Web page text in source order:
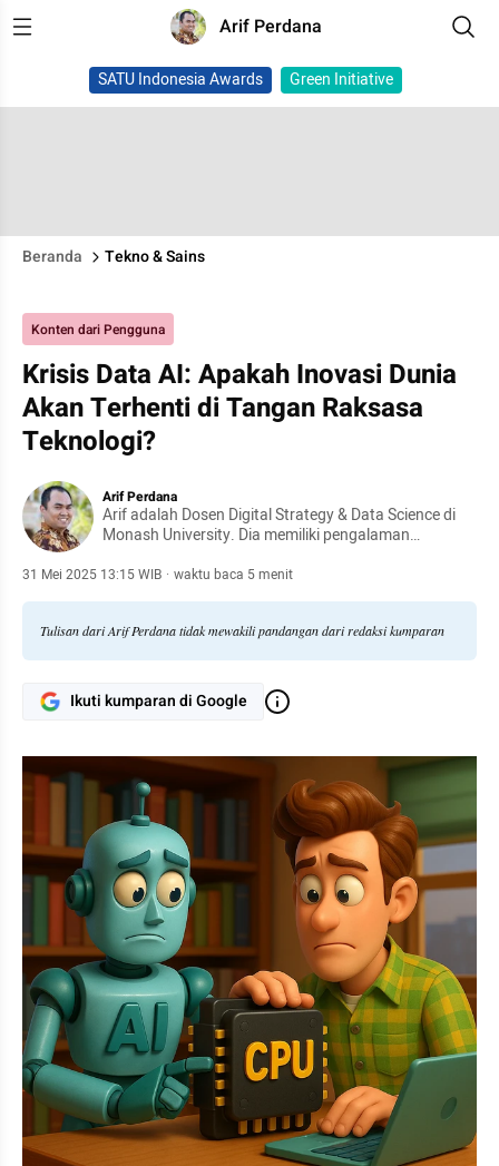
Arif Perdana
SATU Indonesia Awards Green Initiative
Beranda Tekno & Sains
Konten dari Pengguna
Krisis Data AI: Apakah Inovasi Dunia
Akan Terhenti di Tangan Raksasa
Teknologi?
Arif Perdana
Arif adalah Dosen Digital Strategy & Data Science di
Monash University. Dia memiliki pengalaman
negara.
31 Mei 2025 13:15 WIB · waktu baca 5 menit
Tulisan dari Arif Perdana tidak mewakili pandangan dari redaksi kumparan
Ikuti kumparan di Google